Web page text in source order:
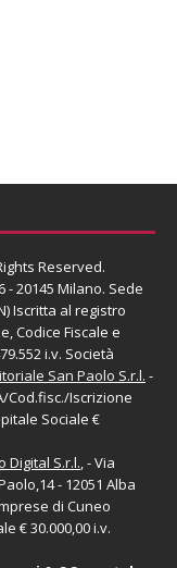
Reserved.
- 20145 Milano. Sede
Iscritta al registro
Codice Fiscale e
i.v. Società
San Paolo S.r.l. -
Cod.fisc./Iscrizione
Sociale €
Digital S.r.l., - Via
- 12051 Alba
di Cuneo
€ 30.000,00 i.v.